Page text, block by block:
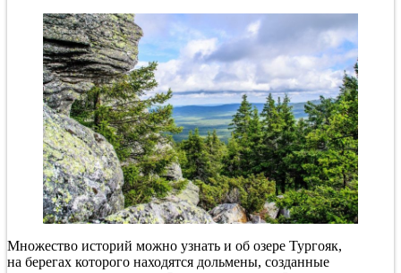
Множество историй можно узнать и об озере Тургояк,
на берегах которого находятся дольмены, созданные